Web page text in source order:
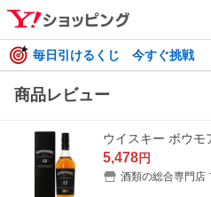
毎日引けるくじ 今すぐ挑戦
商品レビュー
5,478円
酒類の総合専門店